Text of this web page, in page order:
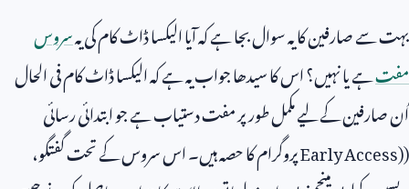
بہت سے صارفین کا یہ سوال بجا ہے کہ آیا الیکسا ڈاٹ کام کی یہسروس
مفتہے یا نہیں؟ اس کا سیدھا جواب یہ ہے کہ الیکسا ڈاٹ کام فی الحال
اُن صارفین کے لیے مکمل طور پر مفت دستیاب ہے جو ابتدائی رسائی
(
Early Access)پروگرام کا حصہ ہیں۔ اس سروس کے تحت گفتگو،